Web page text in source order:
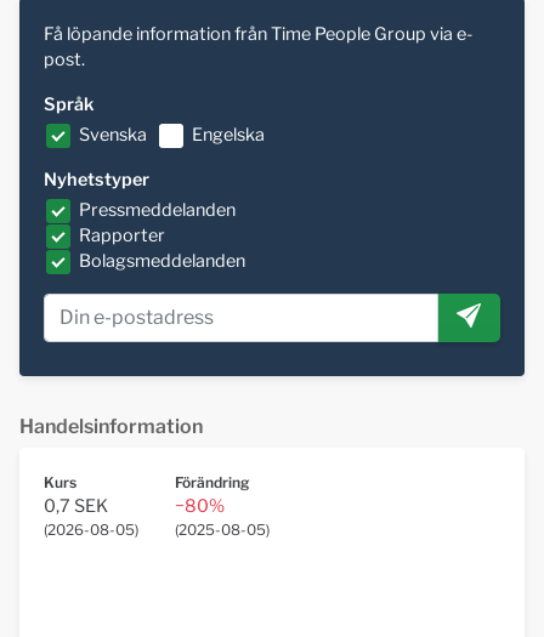
Få löpande information från Time People Group via e-
post.
Språk
Svenska
Engelska
Nyhetstyper
Pressmeddelanden
Rapporter
Bolagsmeddelanden
Handelsinformation
Kurs
0,7 SEK
(2026-08-05)
Förändring
−80%
(2025-08-05)